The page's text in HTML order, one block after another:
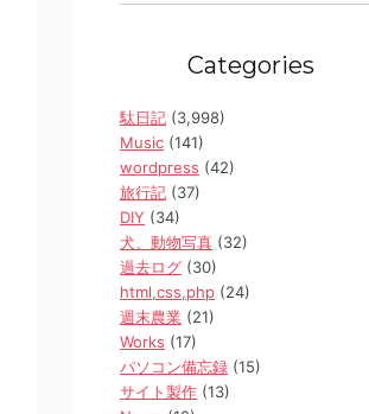
Categories
駄日記 (3,998)
Music (141)
wordpress (42)
旅行記 (37)
DIY (34)
犬、動物写真 (32)
過去ログ (30)
html,css,php (24)
週末農業 (21)
Works (17)
パソコン備忘録 (15)
サイト製作 (13)